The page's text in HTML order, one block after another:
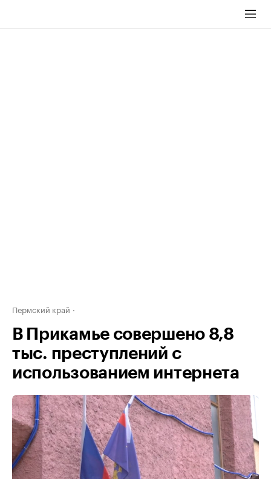
Пермский край
В Прикамье совершено 8,8
тыс. преступлений с
использованием интернета